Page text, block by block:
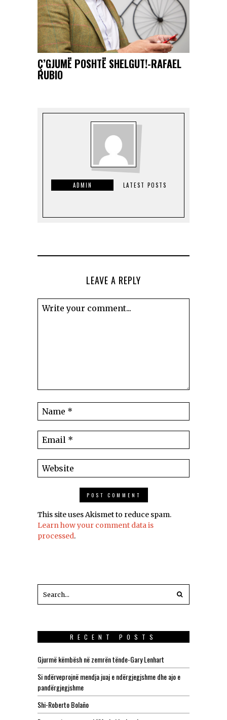
Ç’GJUMË POSHTË SHELGUT!-RAFAEL
RUBIO
ADMIN LATEST POSTS
LEAVE A REPLY
This site uses Akismet to reduce spam.
Learn how your comment data is
processed.
RECENT POSTS
Gjurmë këmbësh në zemrën tënde-Gary Lenhart
Si ndërveprojnë mendja juaj e ndërgjegjshme dhe ajo e
pandërgjegjshme
Shi-Roberto Bolaño